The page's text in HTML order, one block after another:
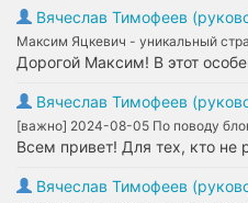
Вячеслав Тимофеев
Максим Яцкевич - уникальный
Дорогой Максим! В этот
Вячеслав Тимофеев
[важно] 2024-08-05 По поводу
Всем привет! Для тех, кто
Вячеслав Тимофеев